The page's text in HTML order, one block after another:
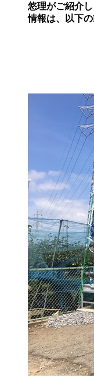
悠理がご紹介し
情報は、以下の